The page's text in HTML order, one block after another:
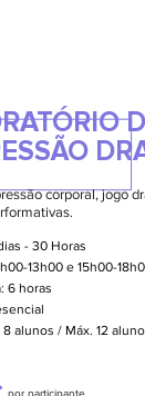
corporal, jogo
- 30 Horas
13h00 e 15h00-
6 horas
alunos / Máx. 12
por participante